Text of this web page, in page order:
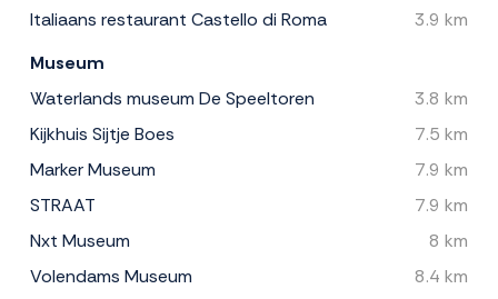
Italiaans restaurant Castello di Roma
3.9 km
Museum
Waterlands museum De Speeltoren
3.8 km
Kijkhuis Sijtje Boes
7.5 km
Marker Museum
7.9 km
STRAAT
7.9 km
Nxt Museum
8 km
Volendams Museum
8.4 km